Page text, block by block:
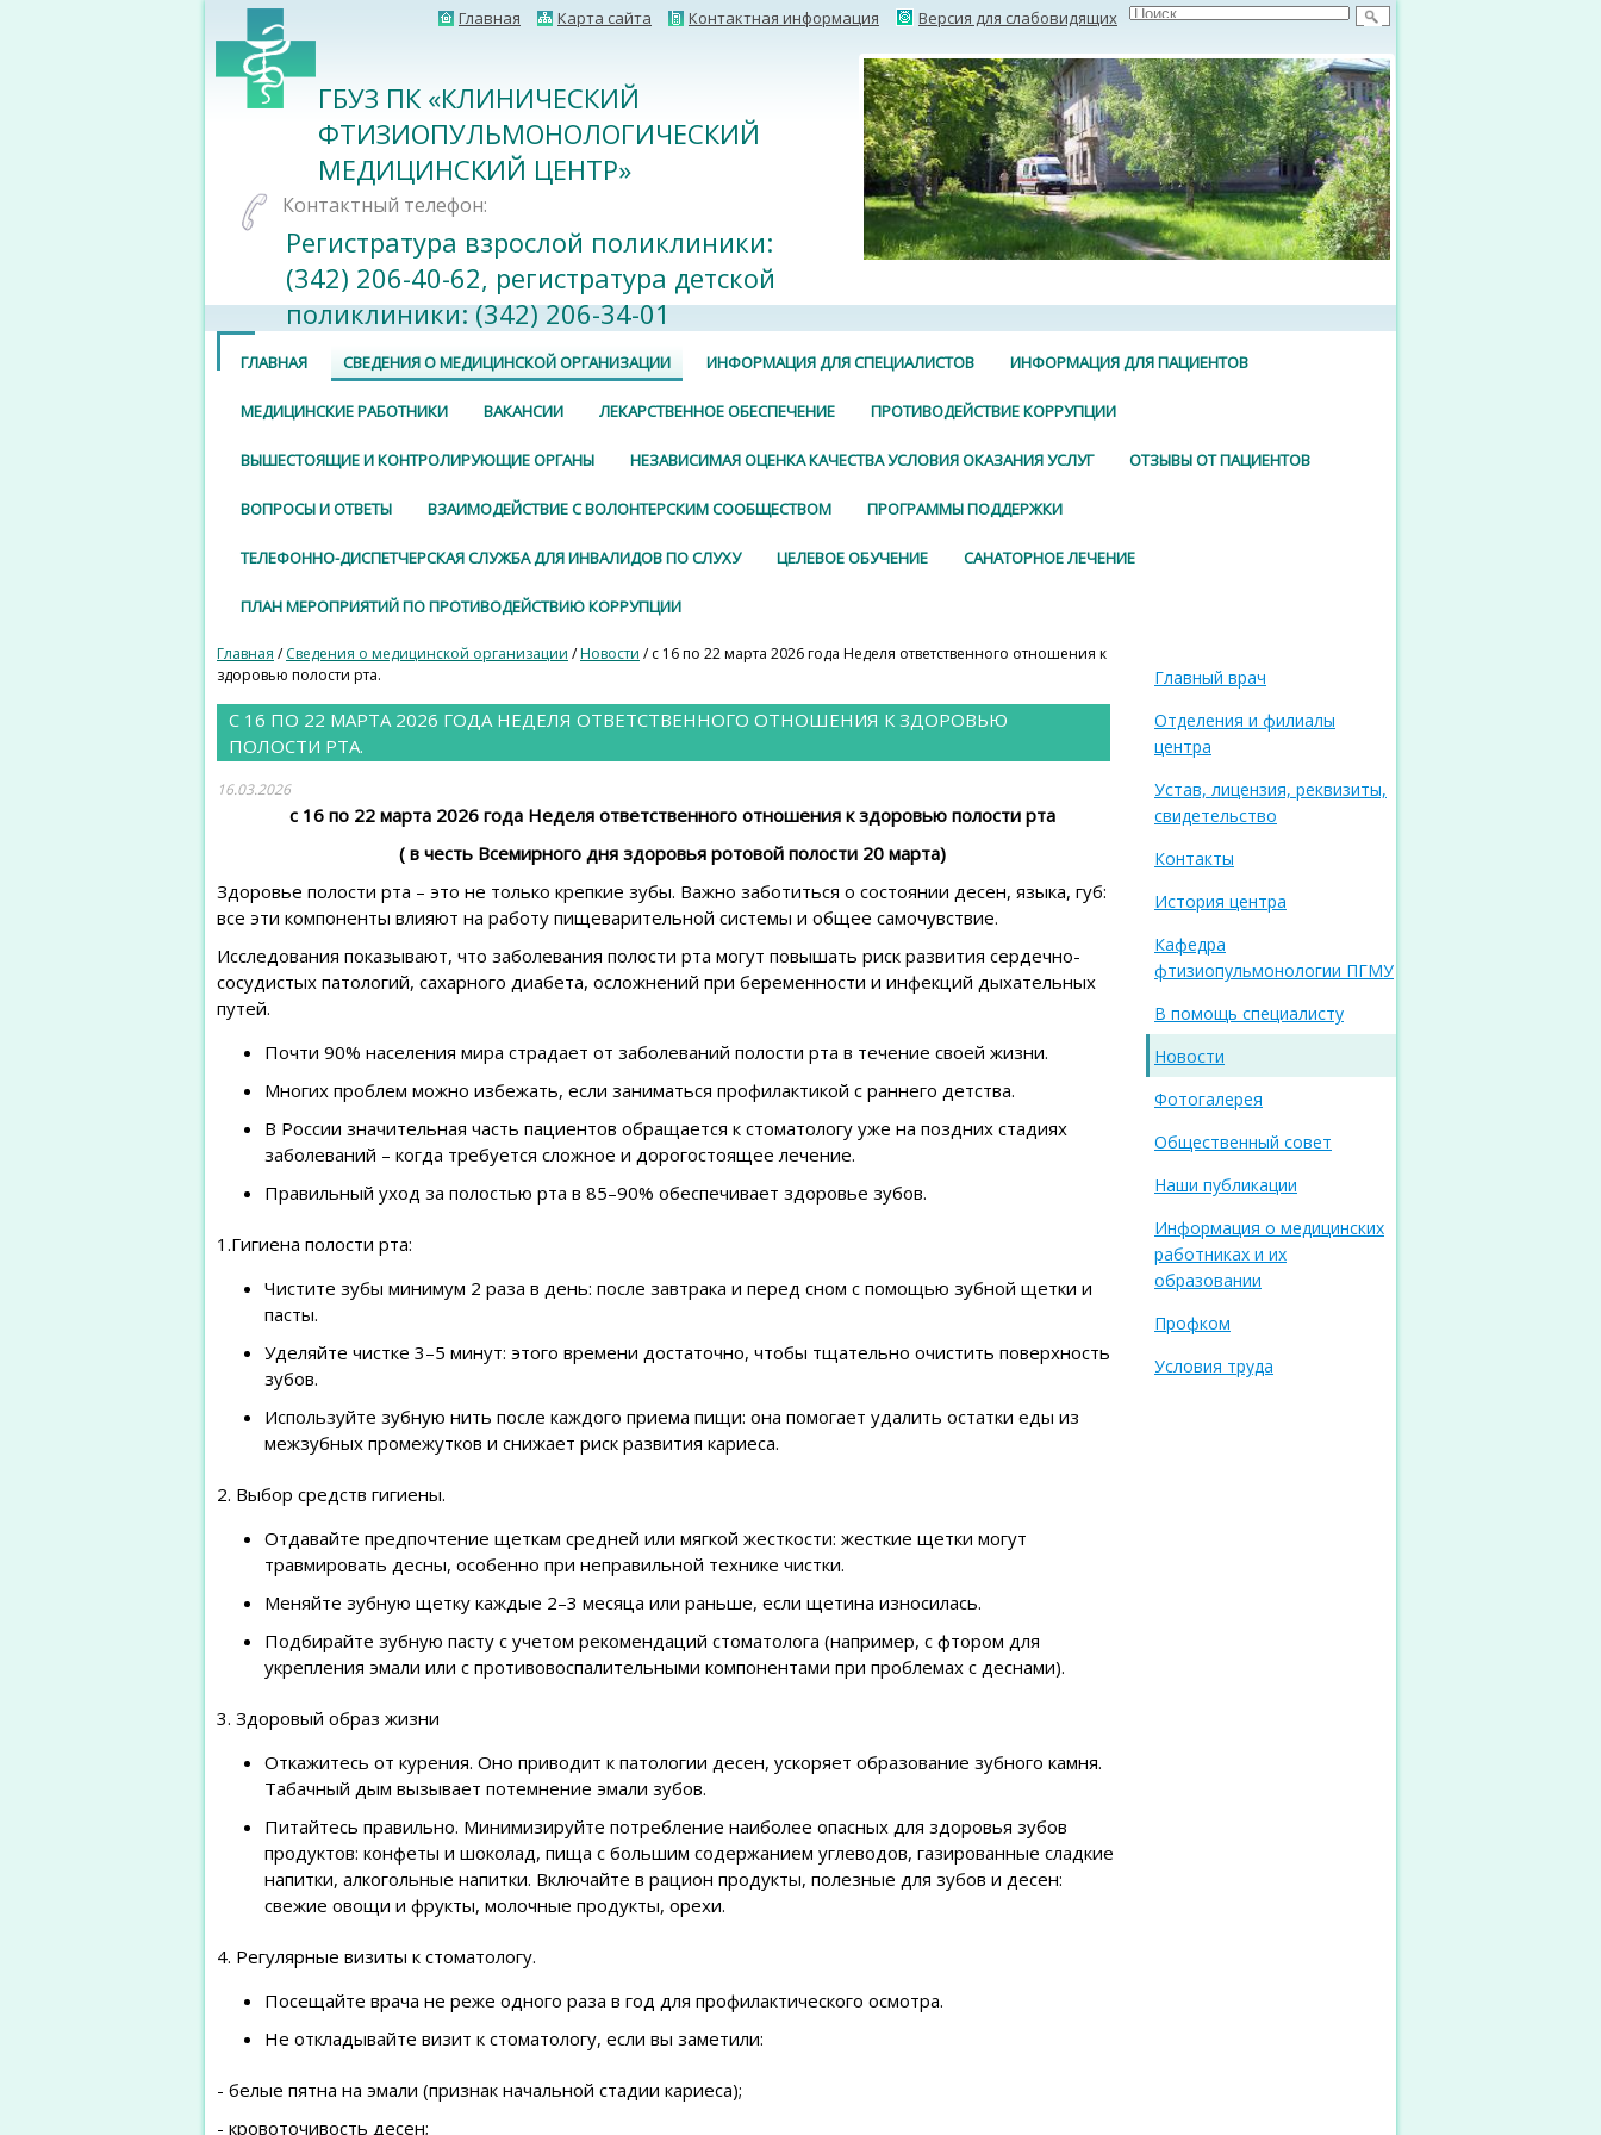
Главная Карта сайта Контактная информация Версия для слабовидящих
ГБУЗ ПК «КЛИНИЧЕСКИЙ
ФТИЗИОПУЛЬМОНОЛОГИЧЕСКИЙ
МЕДИЦИНСКИЙ ЦЕНТР»
Контактный телефон:
Регистратура взрослой поликлиники:
(342) 206-40-62, регистратура детской
поликлиники: (342) 206-34-01
ГЛАВНАЯ СВЕДЕНИЯ О МЕДИЦИНСКОЙ ОРГАНИЗАЦИИ ИНФОРМАЦИЯ ДЛЯ СПЕЦИАЛИСТОВ ИНФОРМАЦИЯ ДЛЯ ПАЦИЕНТОВ
МЕДИЦИНСКИЕ РАБОТНИКИ ВАКАНСИИ ЛЕКАРСТВЕННОЕ ОБЕСПЕЧЕНИЕ ПРОТИВОДЕЙСТВИЕ КОРРУПЦИИ
ВЫШЕСТОЯЩИЕ И КОНТРОЛИРУЮЩИЕ ОРГАНЫ НЕЗАВИСИМАЯ ОЦЕНКА КАЧЕСТВА УСЛОВИЯ ОКАЗАНИЯ УСЛУГ ОТЗЫВЫ ОТ ПАЦИЕНТОВ
ВОПРОСЫ И ОТВЕТЫ ВЗАИМОДЕЙСТВИЕ С ВОЛОНТЕРСКИМ СООБЩЕСТВОМ ПРОГРАММЫ ПОДДЕРЖКИ
ТЕЛЕФОННО-ДИСПЕТЧЕРСКАЯ СЛУЖБА ДЛЯ ИНВАЛИДОВ ПО СЛУХУ ЦЕЛЕВОЕ ОБУЧЕНИЕ САНАТОРНОЕ ЛЕЧЕНИЕ
ПЛАН МЕРОПРИЯТИЙ ПО ПРОТИВОДЕЙСТВИЮ КОРРУПЦИИ
Главная /Сведения о медицинской организации /Новости / с 16 по 22 марта 2026 года Неделя ответственного отношения к
здоровью полости рта.
С 16 ПО 22 МАРТА 2026 ГОДА НЕДЕЛЯ ОТВЕТСТВЕННОГО ОТНОШЕНИЯ К ЗДОРОВЬЮ
ПОЛОСТИ РТА.
16.03.2026
с 16 по 22 марта 2026 года Неделя ответственного отношения к здоровью полости рта
( в честь Всемирного дня здоровья ротовой полости 20 марта)
Здоровье полости рта – это не только крепкие зубы. Важно заботиться о состоянии десен, языка, губ:
все эти компоненты влияют на работу пищеварительной системы и общее самочувствие.
Исследования показывают, что заболевания полости рта могут повышать риск развития сердечно-
сосудистых патологий, сахарного диабета, осложнений при беременности и инфекций дыхательных
путей.
Почти 90% населения мира страдает от заболеваний полости рта в течение своей жизни.
Многих проблем можно избежать, если заниматься профилактикой с раннего детства.
В России значительная часть пациентов обращается к стоматологу уже на поздних стадиях
заболеваний – когда требуется сложное и дорогостоящее лечение.
Правильный уход за полостью рта в 85–90% обеспечивает здоровье зубов.
1.Гигиена полости рта:
Чистите зубы минимум 2 раза в день: после завтрака и перед сном с помощью зубной щетки и
пасты.
Уделяйте чистке 3–5 минут: этого времени достаточно, чтобы тщательно очистить поверхность
зубов.
Используйте зубную нить после каждого приема пищи: она помогает удалить остатки еды из
межзубных промежутков и снижает риск развития кариеса.
2. Выбор средств гигиены.
Отдавайте предпочтение щеткам средней или мягкой жесткости: жесткие щетки могут
травмировать десны, особенно при неправильной технике чистки.
Меняйте зубную щетку каждые 2–3 месяца или раньше, если щетина износилась.
Подбирайте зубную пасту с учетом рекомендаций стоматолога (например, с фтором для
укрепления эмали или с противовоспалительными компонентами при проблемах с деснами).
3. Здоровый образ жизни
Откажитесь от курения. Оно приводит к патологии десен, ускоряет образование зубного камня.
Табачный дым вызывает потемнение эмали зубов.
Питайтесь правильно. Минимизируйте потребление наиболее опасных для здоровья зубов
продуктов: конфеты и шоколад, пища с большим содержанием углеводов, газированные сладкие
напитки, алкогольные напитки. Включайте в рацион продукты, полезные для зубов и десен:
свежие овощи и фрукты, молочные продукты, орехи.
4. Регулярные визиты к стоматологу.
Посещайте врача не реже одного раза в год для профилактического осмотра.
Не откладывайте визит к стоматологу, если вы заметили:
- белые пятна на эмали (признак начальной стадии кариеса);
- кровоточивость десен;
Главный врач
Отделения и филиалы
центра
Устав, лицензия, реквизиты,
свидетельство
Контакты
История центра
Кафедра
фтизиопульмонологии ПГМУ
В помощь специалисту
Новости
Фотогалерея
Общественный совет
Наши публикации
Информация о медицинских
работниках и их
образовании
Профком
Условия труда